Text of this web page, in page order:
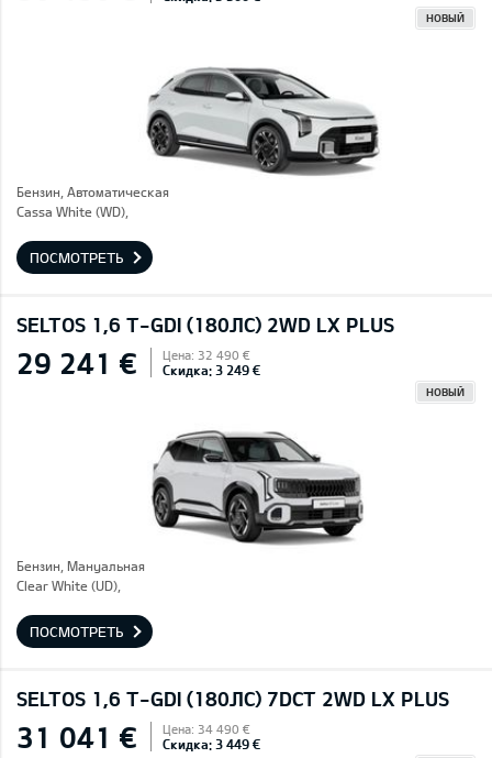
НОВЫЙ
Бензин, Автоматическая
Cassa White (WD),
ПОСМОТРЕТЬ
SELTOS 1,6 T-GDI (180ЛС) 2WD LX PLUS
29 241 € Цена: 32 490 €
Скидка: 3 249 €
НОВЫЙ
Бензин, Mануальная
Clear White (UD),
ПОСМОТРЕТЬ
SELTOS 1,6 T-GDI (180ЛС) 7DCT 2WD LX PLUS
31 041 € Цена: 34 490 €
Скидка: 3 449 €